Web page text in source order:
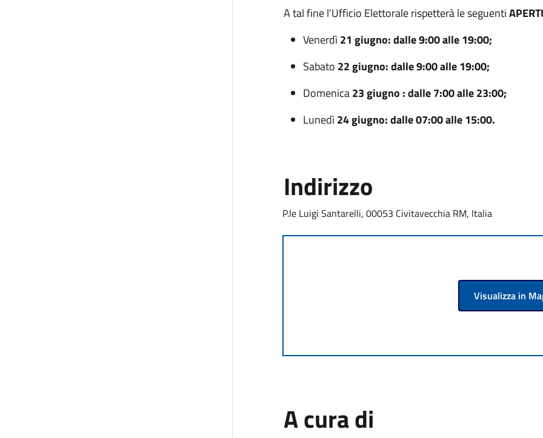
A tal fine l’Ufficio Elettorale rispetterà le seguenti
Venerdì21 giugno: dalle 9:00 alle 19:00;
Sabato 22 giugno: dalle 9:00 alle 19:00;
Domenica23 giugno : dalle 7:00 alle 23:00;
Lunedì24 giugno: dalle 07:00 alle 15:00.
Indirizzo
P.le Luigi Santarelli, 00053 Civitavecchia RM, Italia
Visualizza in
A cura di